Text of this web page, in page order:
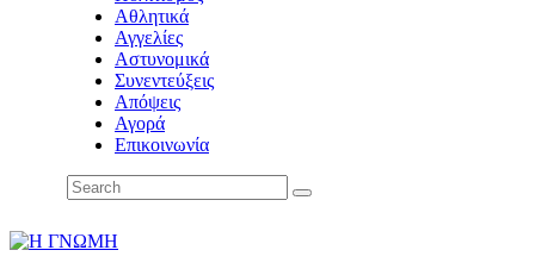
Αθλητικά
Αγγελίες
Αστυνομικά
Συνεντεύξεις
Απόψεις
Αγορά
Επικοινωνία